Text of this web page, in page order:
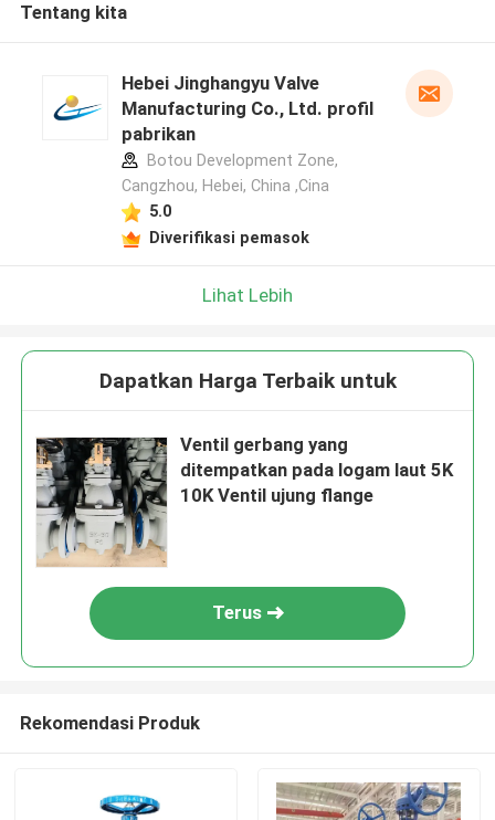
Tentang kita
Hebei Jinghangyu Valve
Manufacturing Co., Ltd. profil
pabrikan
Botou Development Zone,
Cangzhou, Hebei, China ,Cina
5.0
Diverifikasi pemasok
Lihat Lebih
Dapatkan Harga Terbaik untuk
Ventil gerbang yang
ditempatkan pada logam laut 5K
10K Ventil ujung flange
Terus
Rekomendasi Produk